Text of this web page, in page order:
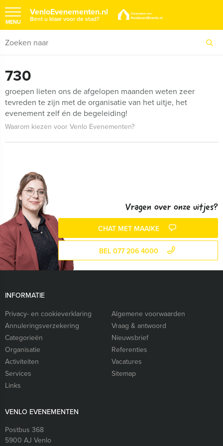
VenloEvenementen.nl
Bent u klaar voor de stad?
MENU
730
groepen lieten ons de afgelopen maanden weten zeer
tevreden te zijn met de organisatie van het uitje, het
evenement zelf én de begeleiding!
Waarom kiezen voor Venlo Evenementen?
Vragen over onze uitjes?
CHAT MET MAAIKE
BEL 077 206 4000
INFORMATIE
Privacy- en cookieverklaring
Algemene voorwaarden
Annuleringsverzekering
Vraag & antwoord
Categorieën
Nieuwsbrief
Organisatie
Referenties
Activiteiten
Vacatures
Services
Sitemap
Links
VENLO EVENEMENTEN
Postbus 368
5900 AJ Venlo